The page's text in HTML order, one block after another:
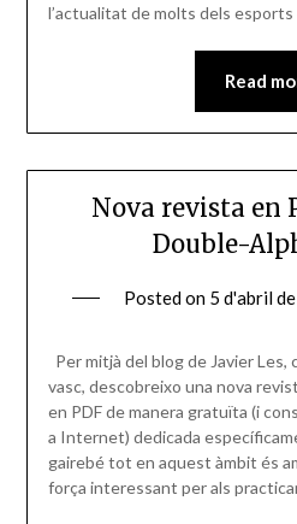
l’actualitat de molts dels
Read
Nova revista en
Double-
Posted on 5 d'abril
Per mitjà del blog de Javier Les,
vasc, descobreixo una nova
en PDF de manera gratuïta (i
a Internet) dedicada
gairebé tot en aquest àmbit és
força interessant per als